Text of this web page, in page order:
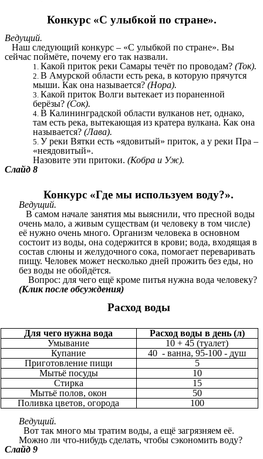
Конкурс «С улыбкой по стране».
Ведущий.
Наш следующий конкурс – «С улыбкой по стране». Вы
сейчас поймёте, почему его так назвали.
Какой приток реки Самары течёт по проводам? (Ток).
В Амурской области есть река, в которую прячутся
мыши. Как она называется? (Нора).
Какой приток Волги вытекает из пораненной
берёзы? (Сок).
В Калининградской области вулканов нет, однако,
там есть река, вытекающая из кратера вулкана. Как она
называется? (Лава).
У реки Вятки есть «ядовитый» приток, а у реки Пра –
«неядовитый».
Назовите эти притоки. (Кобра и Уж).
Слайд 8
Конкурс «Где мы используем воду?».
Ведущий.
В самом начале занятия мы выяснили, что пресной воды
очень мало, а живым существам (и человеку в том числе)
её нужно очень много. Организм человека в основном
состоит из воды, она содержится в крови; вода, входящая в
состав слюны и желудочного сока, помогает переваривать
пищу. Человек может несколько дней прожить без еды, но
без воды не обойдётся.
Вопрос: для чего ещё кроме питья нужна вода человеку?
(Клик после обсуждения)
Расход воды
Для чего нужна вода
Расход воды в день (л)
Умывание
10 + 45 (туалет)
Купание
40 - ванна, 95-100 - душ
Приготовление пищи
5
Мытьё посуды
10
Стирка
15
Мытьё полов, окон
50
Поливка цветов, огорода
100
Ведущий.
Вот так много мы тратим воды, а ещё загрязняем её.
Можно ли что-нибудь сделать, чтобы сэкономить воду?
Слайд 9